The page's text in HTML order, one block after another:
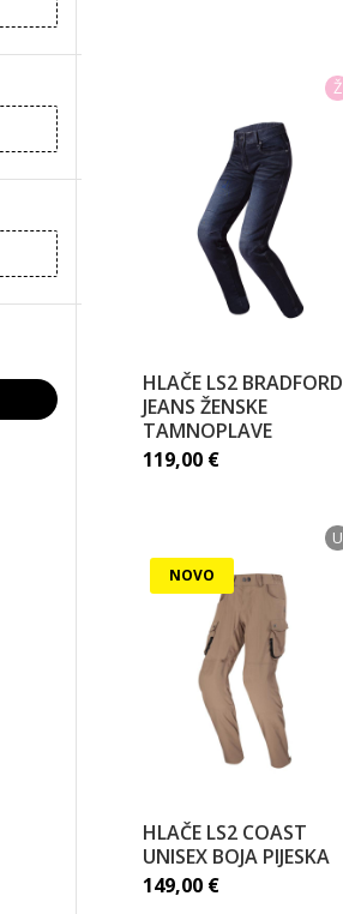
Ž
HLAČE LS2 BRADFORD
JEANS ŽENSKE
TAMNOPLAVE
119,00 €
U
NOVO
HLAČE LS2 COAST
UNISEX BOJA PIJESKA
149,00 €